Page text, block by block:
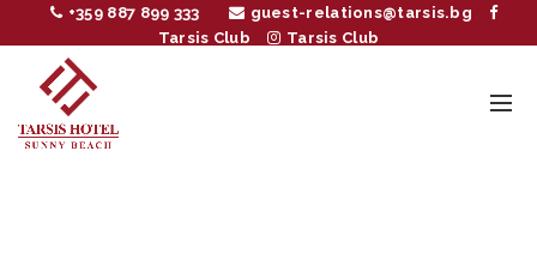
+359 887 899 333
guest-relations@tarsis.bg
Tarsis Club
Tarsis Club